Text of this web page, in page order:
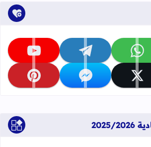
تابعنا على whatsapp تابعنا على telegram تابعنا على youtube
تابعنا على x تابعنا على messenger تابعنا على pinterest
2026